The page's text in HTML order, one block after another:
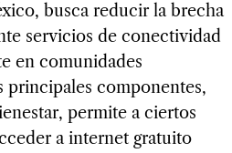
busca reducir la brecha
servicios de conectividad
en comunidades
principales componentes,
permite a ciertos
a internet gratuito